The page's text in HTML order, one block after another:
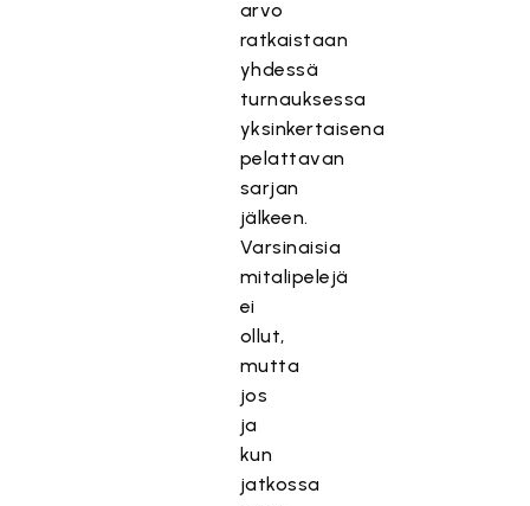
arvo
ratkaistaan
yhdessä
turnauksessa
yksinkertaisena
pelattavan
sarjan
jälkeen.
Varsinaisia
mitalipelejä
ei
ollut,
mutta
jos
ja
kun
jatkossa